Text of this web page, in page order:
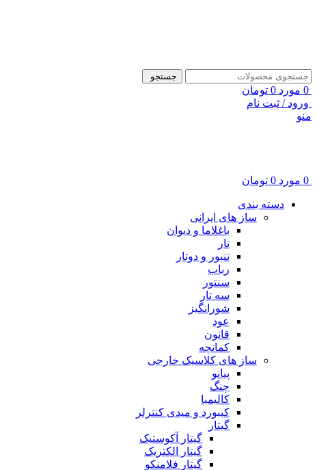
جستجو
0 مورد 0 تومان
ورود / ثبت نام
منو
0 مورد 0 تومان
دسته بندی
ساز های ایرانی
باغلاما و دیوان
تار
تنبور و دوتار
رباب
سنتور
سه تار
شورانگیز
عود
قانون
کمانچه
ساز های کلاسیک خارجی
پیانو
چنگ
کالیمبا
کیبورد و میدی کنترلر
گیتار
گیتار آکوستیک
گیتار الکتریک
گیتار فلامنکو